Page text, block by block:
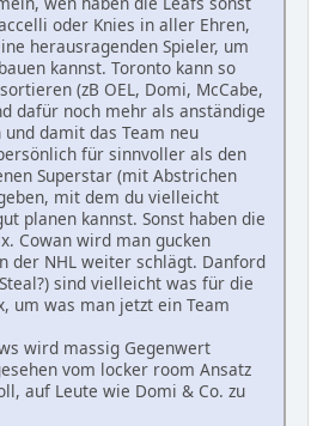
oder Knies in aller Ehren,
herausragenden Spieler, um
kannst. Toronto kann so
(zB OEL, Domi, McCabe,
dafür noch mehr als anständige
damit das Team neu
für sinnvoller als den
Superstar (mit Abstrichen
mit dem du vielleicht
planen kannst. Sonst haben die
Cowan wird man gucken
der NHL weiter schlägt. Danford
sind vielleicht was für die
um was man jetzt ein Team
wird massig Gegenwert
vom locker room Ansatz
auf Leute wie Domi & Co. zu